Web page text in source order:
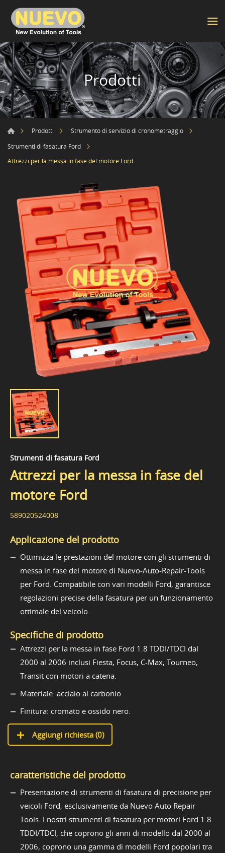
Prodotti
Prodotti
Strumento di servizio di cronometraggio
Strumenti di fasatura Ford
Attrezzi per la messa in fase del motore Ford
Strumenti di fasatura Ford
Attrezzi per la messa in fase del
motore Ford
589020524008
Applicazione del prodotto
Ottimizza le prestazioni del motore con gli strumenti di
messa in fase del motore di Nuevo-Auto-Repair-Tools
per Ford. Compatibile con vari modelli Ford, garantisce
regolazioni precise della fasatura per un funzionamento
ottimale del veicolo.
Specifiche di prodotto
Attrezzi per la messa in fase Ford 1.8 TDDI/TDCI dal
2000 al 2006 inclusi Fiesta, Focus, C-Max, Tourneo,
Transit con motori a catena.
Materiale: acciaio al carbonio.
Finitura: cromato e ossido nero.
Aggiungi richiesta (0)
caratteristiche del prodotto
Presentazione di strumenti di fasatura di precisione per
veicoli Ford, esclusivamente da Nuevo Auto Repair
Tools. I nostri strumenti di fasatura per motori Ford 1.8
TDDI/TDCI, che coprono gli anni di modello dal 2000 al
2006, coprono una gamma di modelli Ford popolari tra